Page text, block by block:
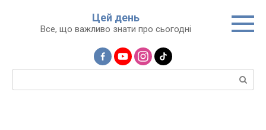
Цей день
Все, що важливо знати про сьогодні
Пошук: